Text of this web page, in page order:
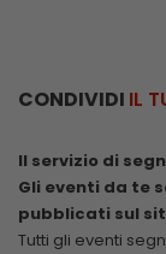
CONDIVIDI IL
Il servizio di
Gli eventi da te
pubblicati sul
Tutti gli eventi